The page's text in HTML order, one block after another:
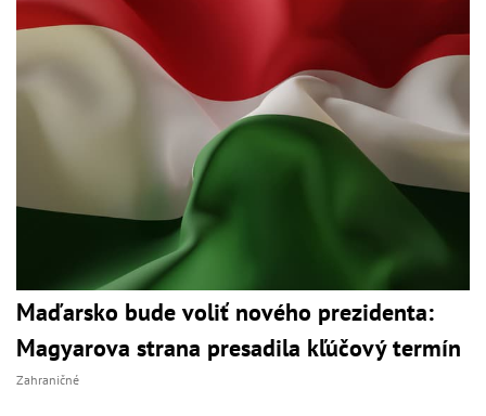
Maďarsko bude voliť nového prezidenta:
Magyarova strana presadila kľúčový termín
Zahraničné